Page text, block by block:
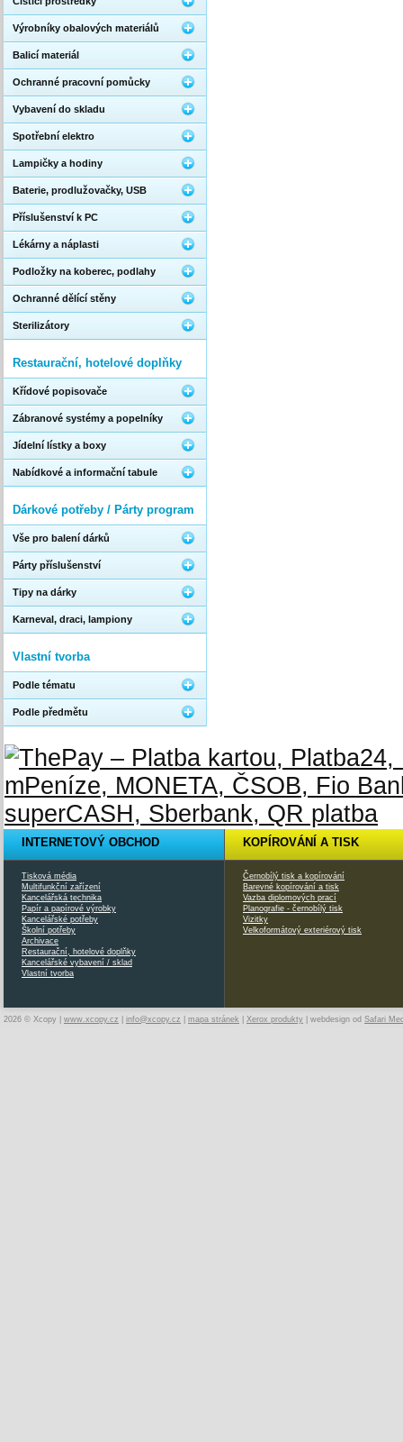
Výrobníky obalových materiálů
Balicí materiál
Ochranné pracovní pomůcky
Vybavení do skladu
Spotřební elektro
Lampičky a hodiny
Baterie, prodlužovačky, USB
Příslušenství k PC
Lékárny a náplasti
Podložky na koberec, podlahy
Ochranné dělící stěny
Sterilizátory
Restaurační, hotelové doplňky
Křídové popisovače
Zábranové systémy a popelníky
Jídelní lístky a boxy
Nabídkové a informační tabule
Dárkové potřeby / Párty program
Vše pro balení dárků
Párty příslušenství
Tipy na dárky
Karneval, draci, lampiony
Vlastní tvorba
Podle tématu
Podle předmětu
INTERNETOVÝ OBCHOD
Tisková média
Multifunkční zařízení
Kancelářská technika
Papír a papírové výrobky
Kancelářské potřeby
Školní potřeby
Archivace
Restaurační, hotelové doplňky
Kancelářské vybavení / sklad
Vlastní tvorba
KOPÍROVÁNÍ A TISK
Černobílý tisk a kopírování
Barevné kopírování a tisk
Vazba diplomových prací
Planografie - černobílý tisk
Vizitky
Velkoformátový exteriérový tisk
2026 © Xcopy | www.xcopy.cz info@xcopy.cz mapa stránek Xerox produkty | webdesign od Safari